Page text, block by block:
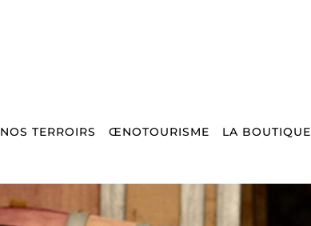
NOS TERROIRS ŒNOTOURISME LA BOUTIQUE